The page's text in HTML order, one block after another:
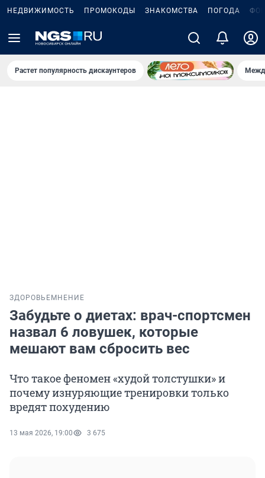
НЕДВИЖИМОСТЬ ПРОМОКОДЫ ЗНАКОМСТВА ПОГОДА
Растет популярность дискаунтеров
ЗДОРОВЬЕ МНЕНИЕ
Забудьте о диетах: врач-спортсмен
назвал 6 ловушек, которые
мешают вам сбросить вес
Что такое феномен «худой толстушки» и
почему изнуряющие тренировки только
вредят похудению
13 мая 2026, 19:00 3 675